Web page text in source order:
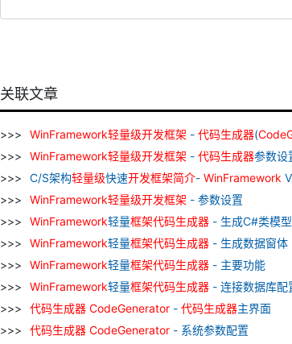
关联文章
WinFramework轻量级开发框架 - 代码生成器(
WinFramework轻量级开发框架 - 代码生成器参数设
C/S架构轻量级快速开发框架简介- WinFramework
WinFramework轻量级开发框架 - 参数设置
WinFramework轻量框架代码生成器 - 生成C#类模型
WinFramework轻量框架代码生成器 - 生成数据窗体
WinFramework轻量框架代码生成器 - 主要功能
WinFramework轻量框架代码生成器 - 连接数据库配
代码生成器 CodeGenerator - 代码生成器主界面
代码生成器 CodeGenerator - 系统参数配置